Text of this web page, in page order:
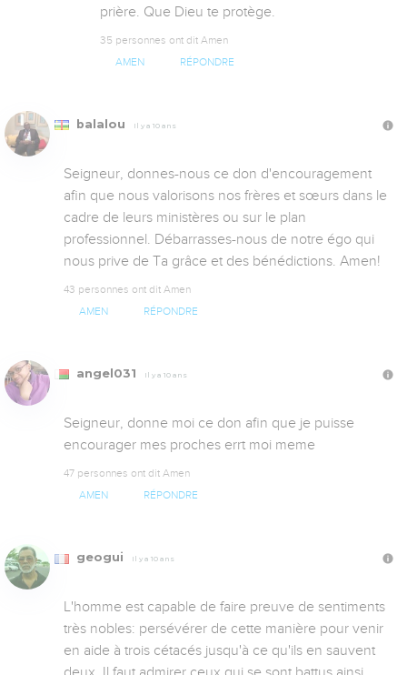
prière. Que Dieu te protège.
35 personnes ont dit Amen
AMEN RÉPONDRE
balalou Il y a 10 ans
Seigneur, donnes-nous ce don d'encouragement
afin que nous valorisons nos frères et sœurs dans le
cadre de leurs ministères ou sur le plan
professionnel. Débarrasses-nous de notre égo qui
nous prive de Ta grâce et des bénédictions. Amen!
43 personnes ont dit Amen
AMEN RÉPONDRE
angel031 Il y a 10 ans
Seigneur, donne moi ce don afin que je puisse
encourager mes proches errt moi meme
47 personnes ont dit Amen
AMEN RÉPONDRE
geogui Il y a 10 ans
L'homme est capable de faire preuve de sentiments
très nobles: persévérer de cette manière pour venir
en aide à trois cétacés jusqu'à ce qu'ils en sauvent